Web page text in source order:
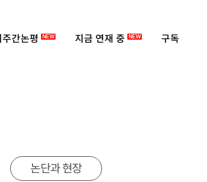
주간논평 NEW 지금 연재 중 NEW 구독
논단과 현장